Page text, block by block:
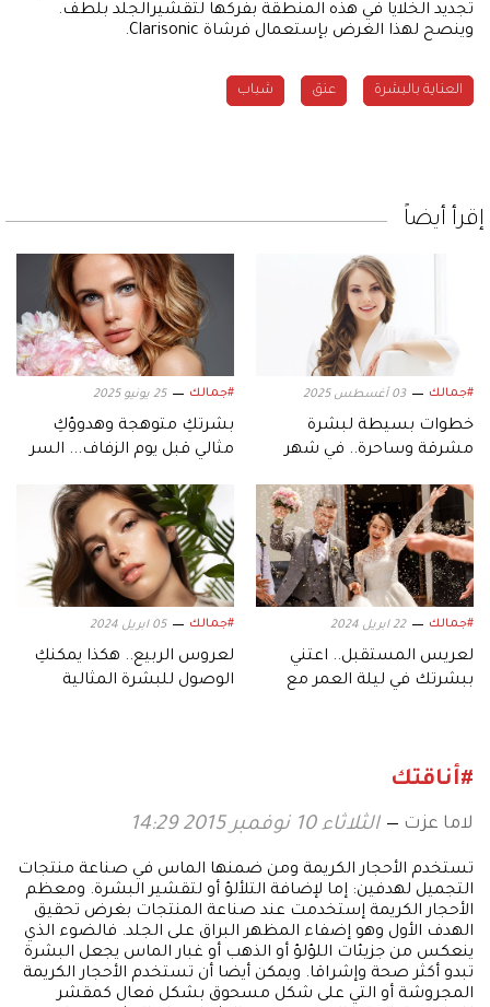
تجديد الخلايا في هذه المنطقة بفركها لتقشيرالجلد بلطف.
وينصح لهذا الغرض بإستعمال فرشاة Clarisonic.
العناية بالبشرة عنق شباب
إقرأ أيضاً
#جمالك 03 أغسطس 2025
خطوات بسيطة لبشرة
مشرقة وساحرة.. في شهر
#جمالك 25 يونيو 2025
بشرتكِ متوهجة وهدوؤكِ
مثالي قبل يوم الزفاف... السر
#جمالك 22 ابريل 2024
لعريس المستقبل.. اعتني
ببشرتك في ليلة العمر مع
#جمالك 05 ابريل 2024
لعروس الربيع.. هكذا يمكنكِ
الوصول للبشرة المثالية
#أناقتك
لاما عزت الثلاثاء 10 نوفمبر 2015 14:29
تستخدم الأحجار الكريمة ومن ضمنها الماس في صناعة منتجات
التجميل لهدفين: إما لإضافة التلألؤ أو لتقشير البشرة. ومعظم
الأحجار الكريمة إستخدمت عند صناعة المنتجات بغرض تحقيق
الهدف الأول وهو إضفاء المظهر البراق على الجلد. فالضوء الذي
ينعكس من جزيئات اللؤلؤ أو الذهب أو غبار الماس يجعل البشرة
تبدو أكثر صحة وإشراقا. ويمكن أيضا أن تستخدم الأحجار الكريمة
المجروشة أو التي على شكل مسحوق بشكل فعال كمقشر